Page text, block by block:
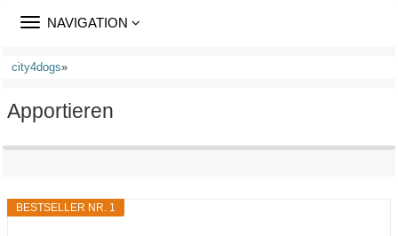
TOGGLE
NAVIGATION
city4dogs»
Apportieren
BESTSELLER NR. 1